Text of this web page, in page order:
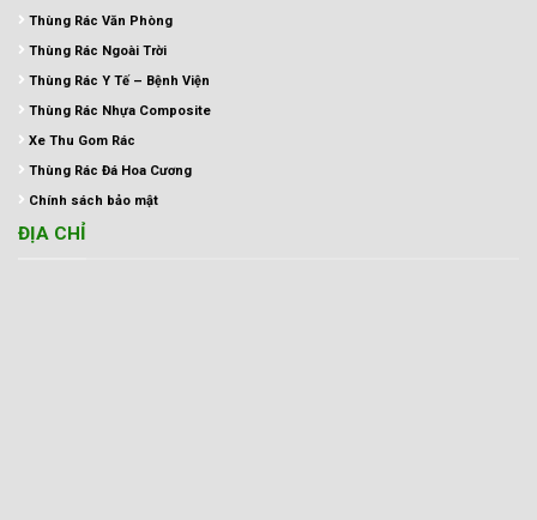
Thùng Rác Văn Phòng
Thùng Rác Ngoài Trời
Thùng Rác Y Tế – Bệnh Viện
Thùng Rác Nhựa Composite
Xe Thu Gom Rác
Thùng Rác Đá Hoa Cương
Chính sách bảo mật
ĐỊA CHỈ